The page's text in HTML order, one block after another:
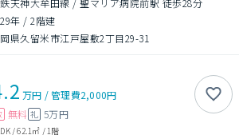
天神大牟田線 / 聖マリア病院前駅 徒歩28分
年 /2階建
県久留米市江戸屋敷2丁目29-31
万円 /管理費2,000円
無料 礼 5万円
/62.1㎡ / 1階